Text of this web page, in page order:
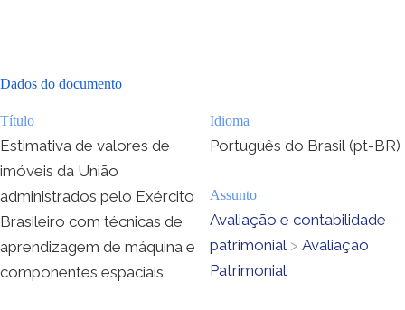
Dados do documento
Título
Estimativa de valores de
imóveis da União
administrados pelo Exército
Brasileiro com técnicas de
aprendizagem de máquina e
componentes espaciais
Idioma
Português do Brasil (pt-BR)
Assunto
Avaliação e contabilidade
patrimonial > Avaliação
Patrimonial